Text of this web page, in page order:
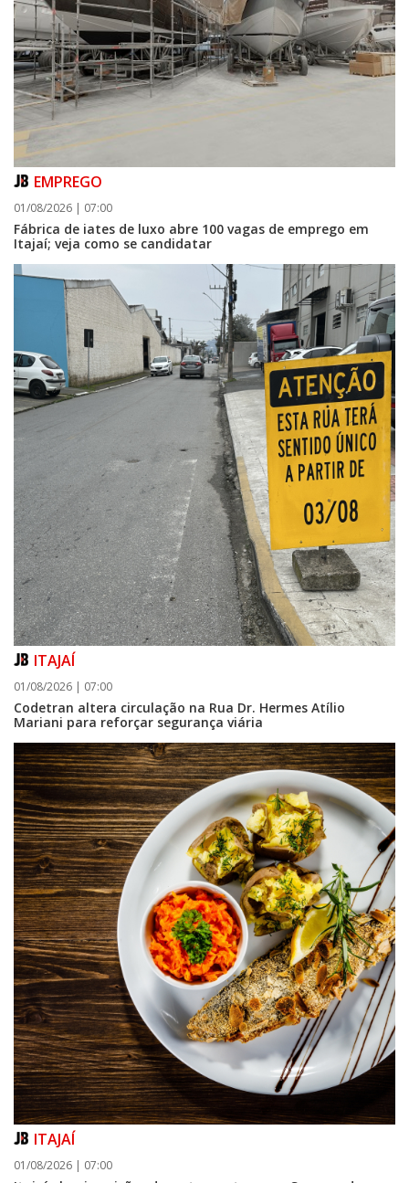
EMPREGO
01/08/2026 | 07:00
Fábrica de iates de luxo abre 100 vagas de emprego em
Itajaí; veja como se candidatar
ITAJAÍ
01/08/2026 | 07:00
Codetran altera circulação na Rua Dr. Hermes Atílio
Mariani para reforçar segurança viária
ITAJAÍ
01/08/2026 | 07:00